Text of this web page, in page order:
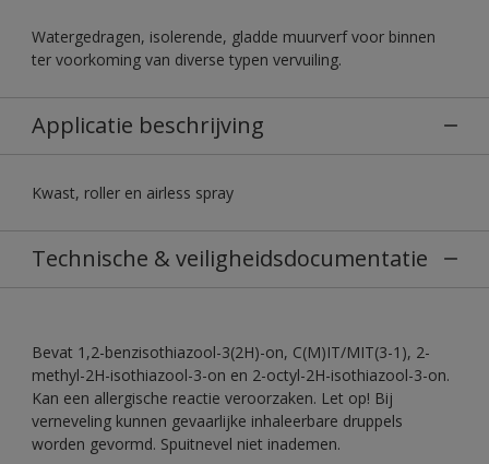
Watergedragen, isolerende, gladde muurverf voor binnen
ter voorkoming van diverse typen vervuiling.
Applicatie beschrijving
Kwast, roller en airless spray
Technische & veiligheidsdocumentatie
Bevat 1,2-benzisothiazool-3(2H)-on, C(M)IT/MIT(3-1), 2-
methyl-2H-isothiazool-3-on en 2-octyl-2H-isothiazool-3-on.
Kan een allergische reactie veroorzaken. Let op! Bij
verneveling kunnen gevaarlijke inhaleerbare druppels
worden gevormd. Spuitnevel niet inademen.